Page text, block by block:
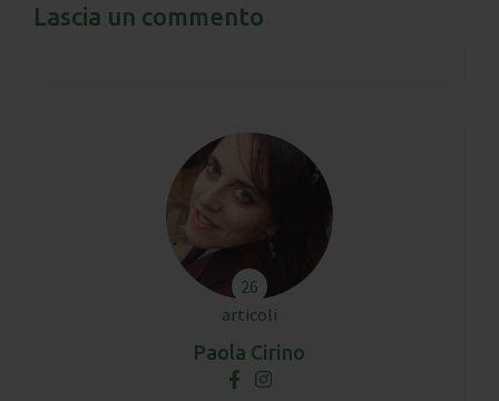
Lascia un commento
26
articoli
Paola Cirino